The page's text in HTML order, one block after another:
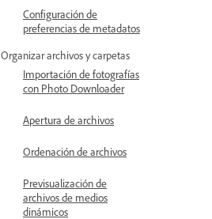
Configuración de
preferencias de metadatos
Organizar archivos y carpetas
Importación de fotografías
con Photo Downloader
Apertura de archivos
Ordenación de archivos
Previsualización de
archivos de medios
dinámicos